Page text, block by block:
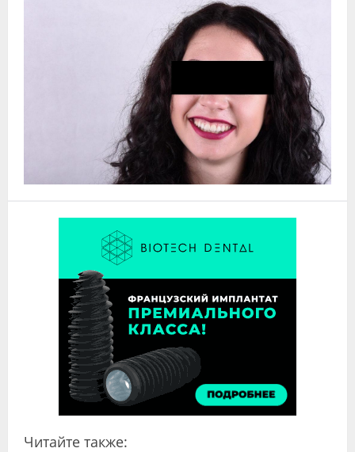
Читайте также: